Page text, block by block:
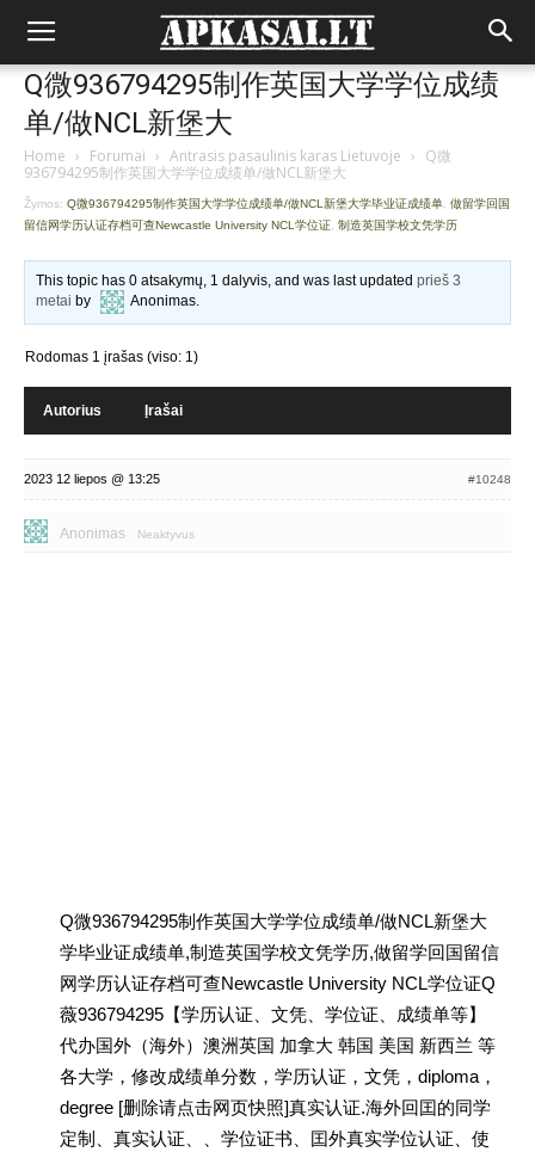
Q微936794295制作英国大学学位成绩
单/做NCL新堡大
Home › Forumai › Antrasis pasaulinis karas Lietuvoje › Q微
936794295制作英国大学学位成绩单/做NCL新堡大
Žymos: Q微936794295制作英国大学学位成绩单/做NCL新堡大学毕业证成绩单 做留学回国
留信网学历认证存档可查Newcastle University NCL学位证 制造英国学校文凭学历
This topic has 0 atsakymų, 1 dalyvis, and was last updatedprieš 3
metai by Anonimas.
Rodomas 1 įrašas (viso: 1)
Autorius Įrašai
2023 12 liepos @ 13:25 #10248
Anonimas Neaktyvus
Q微936794295制作英国大学学位成绩单/做NCL新堡大
学毕业证成绩单,制造英国学校文凭学历,做留学回国留信
网学历认证存档可查Newcastle University NCL学位证Q
薇936794295【学历认证、文凭、学位证、成绩单等】
代办国外（海外）澳洲英国 加拿大 韩国 美国 新西兰 等
各大学，修改成绩单分数，学历认证，文凭，diploma，
degree [删除请点击网页快照]真实认证.海外回囯的同学
定制、真实认证、、学位证书、囯外真实学位认证、使